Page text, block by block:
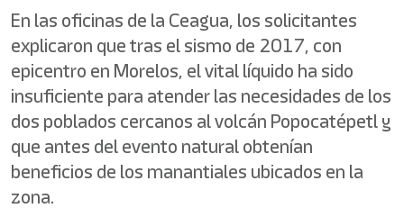
En las oficinas de la Ceagua, los solicitantes
explicaron que tras el sismo de 2017, con
epicentro en Morelos, el vital líquido ha sido
insuficiente para atender las necesidades de los
dos poblados cercanos al volcán Popocatépetl y
que antes del evento natural obtenían
beneficios de los manantiales ubicados en la
zona.